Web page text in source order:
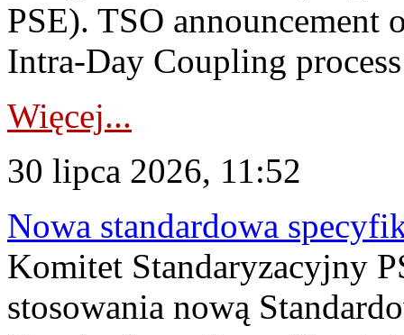
PSE). TSO announcement
Intra-Day Coupling
Więcej...
30 lipca 2026, 11:52
Nowa standardowa
Komitet Standaryzacyjny
stosowania nową